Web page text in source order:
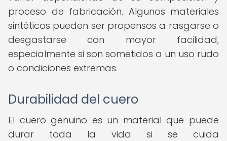
proceso de fabricación. Algunos materiales
sintéticos pueden ser propensos a rasgarse o
desgastarse con mayor facilidad,
especialmente si son sometidos a un uso rudo
o condiciones extremas.
Durabilidad del cuero
El cuero genuino es un material que puede
durar toda la vida si se cuida